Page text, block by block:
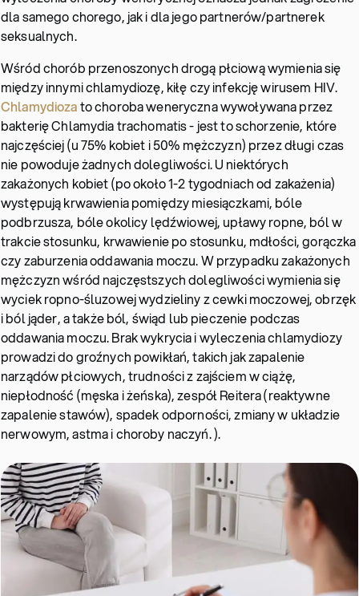
dla samego chorego, jak i dla jego partnerów/partnerek
seksualnych.
Wśród chorób przenoszonych drogą płciową wymienia się
między innymi chlamydiozę, kiłę czy infekcję wirusem HIV.
Chlamydiozato choroba weneryczna wywoływana przez
bakterię Chlamydia trachomatis - jest to schorzenie, które
najczęściej (u 75% kobiet i 50% mężczyzn) przez długi czas
nie powoduje żadnych dolegliwości. U niektórych
zakażonych kobiet (po około 1-2 tygodniach od zakażenia)
występują krwawienia pomiędzy miesiączkami, bóle
podbrzusza, bóle okolicy lędźwiowej, upławy ropne, ból w
trakcie stosunku, krwawienie po stosunku, mdłości, gorączka
czy zaburzenia oddawania moczu. W przypadku zakażonych
mężczyzn wśród najczęstszych dolegliwości wymienia się
wyciek ropno-śluzowej wydzieliny z cewki moczowej, obrzęk
i ból jąder, a także ból, świąd lub pieczenie podczas
oddawania moczu. Brak wykrycia i wyleczenia chlamydiozy
prowadzi do groźnych powikłań, takich jak zapalenie
narządów płciowych, trudności z zajściem w ciążę,
niepłodność (męska i żeńska), zespół Reitera (reaktywne
zapalenie stawów), spadek odporności, zmiany w układzie
nerwowym, astma i choroby naczyń. ).